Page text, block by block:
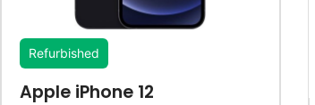
Refurbished
Apple iPhone 12